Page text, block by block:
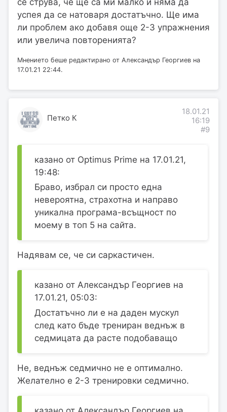
се струва, че ще са ми малко и няма да
успея да се натоваря достатъчно. Ще има
ли проблем ако добавя още 2-3 упражнения
или увелича повторенията?
Мнението беше редактирано от Александър Георгиев на
17.01.21 22:44.
Петко К
18.01.21
16:19
#9
казано от Optimus Prime на 17.01.21,
19:48:
Браво, избрал си просто една
невероятна, страхотна и направо
уникална програма-всъщност по
моему в топ 5 на сайта.
Надявам се, че си саркастичен.
казано от Александър Георгиев на
17.01.21, 05:03:
Достатъчно ли е на даден мускул
след като бъде трениран веднъж в
седмицата да расте подобаващо
Нe, веднъж седмично не е оптимално.
Желателно е 2-3 тренировки седмично.